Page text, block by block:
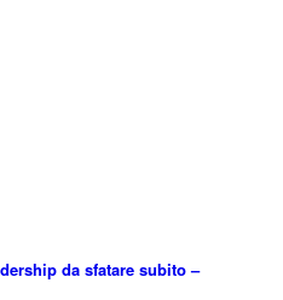
da sfatare subito –